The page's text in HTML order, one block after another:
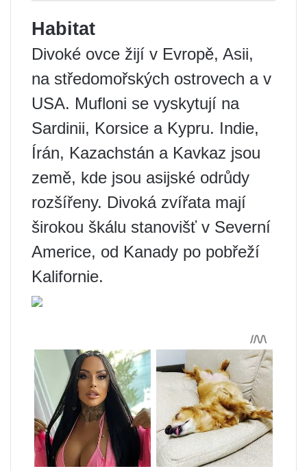
Habitat
Divoké ovce žijí v Evropě, Asii,
na středomořských ostrovech a v
USA. Mufloni se vyskytují na
Sardinii, Korsice a Kypru. Indie,
Írán, Kazachstán a Kavkaz jsou
země, kde jsou asijské odrůdy
rozšířeny. Divoká zvířata mají
širokou škálu stanovišť v Severní
Americe, od Kanady po pobřeží
Kalifornie.